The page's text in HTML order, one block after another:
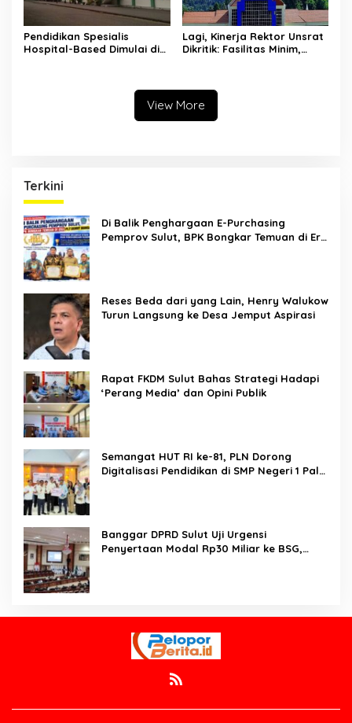
Pendidikan Spesialis
Hospital-Based Dimulai di
Lagi, Kinerja Rektor Unsrat
Dikritik: Fasilitas Minim,
View More
Terkini
Di Balik Penghargaan E-Purchasing
Pemprov Sulut, BPK Bongkar Temuan di Era
Reses Beda dari yang Lain, Henry Walukow
Turun Langsung ke Desa Jemput Aspirasi
Rapat FKDM Sulut Bahas Strategi Hadapi
‘Perang Media’ dan Opini Publik
Semangat HUT RI ke-81, PLN Dorong
Digitalisasi Pendidikan di SMP Negeri 1 Palu
Banggar DPRD Sulut Uji Urgensi
Penyertaan Modal Rp30 Miliar ke BSG,